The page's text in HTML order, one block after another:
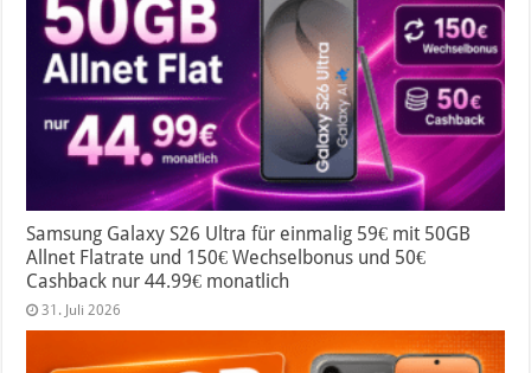
Samsung Galaxy S26 Ultra für einmalig 59€ mit 50GB
Allnet Flatrate und 150€ Wechselbonus und 50€
Cashback nur 44.99€ monatlich
31. Juli 2026